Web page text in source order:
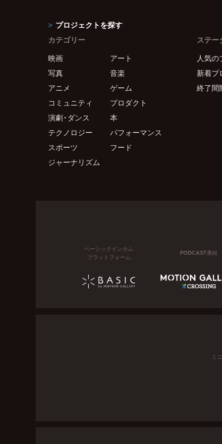
プロジェクトを探す
カテゴリー
映画
アート
写真
音楽
アニメ
ゲーム
コミュニティ
プロダクト
演劇・ダンス
本
テクノロジー
パフォーマンス
スポーツ
フード
ジャーナリズム
ステー
人気の
新着プ
終了間
ベーシックインカム
プラットフォーム
PODCAST番組
ミ